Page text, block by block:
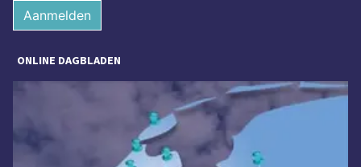
Aanmelden
ONLINE DAGBLADEN